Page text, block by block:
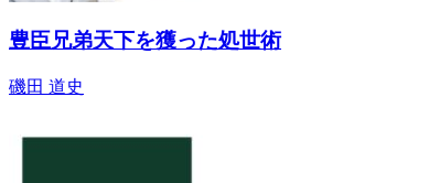
豊臣兄弟天下を獲った処世術
磯田 道史